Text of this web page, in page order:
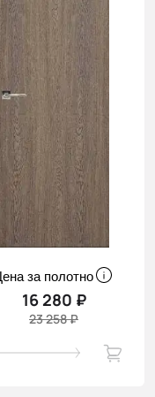
за полотно
16 280 ₽
23 258 ₽